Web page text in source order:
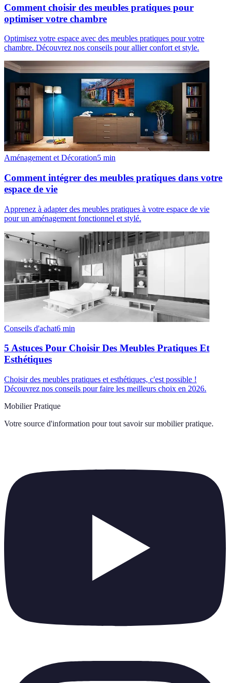
Comment choisir des meubles pratiques pour
optimiser votre chambre
Optimisez votre espace avec des meubles pratiques pour votre
chambre. Découvrez nos conseils pour allier confort et style.
Aménagement et Décoration5 min
Comment intégrer des meubles pratiques dans votre
espace de vie
Apprenez à adapter des meubles pratiques à votre espace de vie
pour un aménagement fonctionnel et stylé.
Conseils d'achat6 min
5 Astuces Pour Choisir Des Meubles Pratiques Et
Esthétiques
Choisir des meubles pratiques et esthétiques, c'est possible !
Découvrez nos conseils pour faire les meilleurs choix en 2026.
Mobilier Pratique
Votre source d'information pour tout savoir sur mobilier pratique.